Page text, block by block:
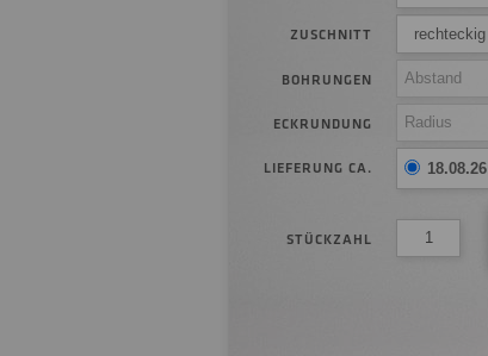
ZUSCHNITT rechteckig
BOHRUNGEN
ECKRUNDUNG
LIEFERUNG CA. 18.08.26
STÜCKZAHL